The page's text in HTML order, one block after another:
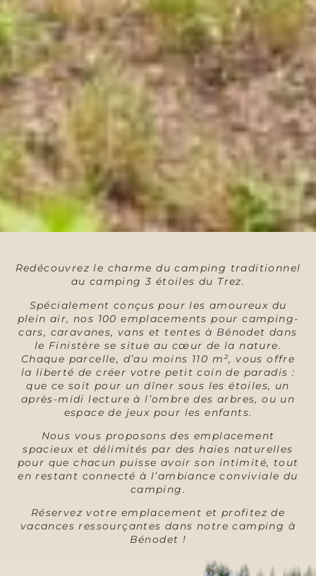
Redécouvrez le charme du camping traditionnel
au camping 3 étoiles du Trez.
Spécialement conçus pour les amoureux du
plein air, nos 100 emplacements pour camping-
cars, caravanes, vans et tentes à Bénodet dans
le Finistère se situe au cœur de la nature.
Chaque parcelle, d’au moins 110 m², vous offre
la liberté de créer votre petit coin de paradis :
que ce soit pour un dîner sous les étoiles, un
après-midi lecture à l’ombre des arbres, ou un
espace de jeux pour les enfants.
Nous vous proposons des emplacement
spacieux et délimités par des haies naturelles
pour que chacun puisse avoir son intimité, tout
en restant connecté à l’ambiance conviviale du
camping.
Réservez votre emplacement et profitez de
vacances ressourçantes dans notre camping à
Bénodet !